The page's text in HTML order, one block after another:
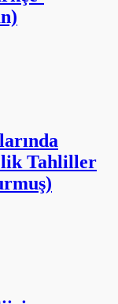
Tahliller